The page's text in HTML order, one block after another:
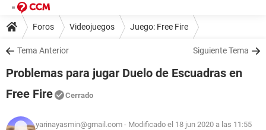
Foros Videojuegos Juego: Free Fire
Tema Anterior Siguiente Tema
Problemas para jugar Duelo de Escuadras en
Free Fire
Cerrado
yarinayasmin@gmail.com - Modificado el 18 jun 2020 a las 11:55